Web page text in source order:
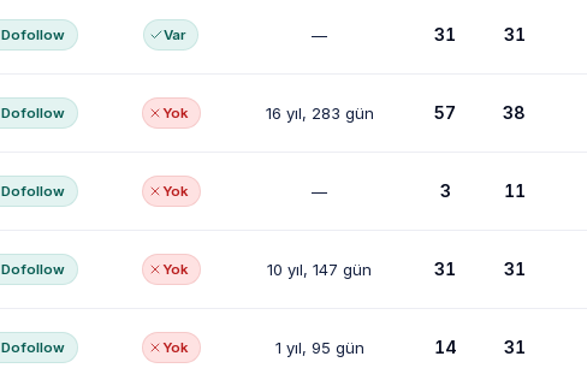
Dofollow Var — 31 31
Dofollow Yok 16 yıl, 283 gün 57 38
Dofollow Yok — 3 11
Dofollow Yok 10 yıl, 147 gün 31 31
Dofollow Yok 1 yıl, 95 gün 14 31